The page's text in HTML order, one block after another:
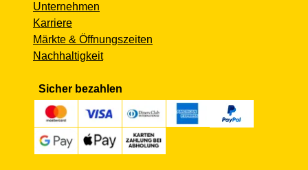
Unternehmen
Karriere
Märkte & Öffnungszeiten
Nachhaltigkeit
Sicher bezahlen